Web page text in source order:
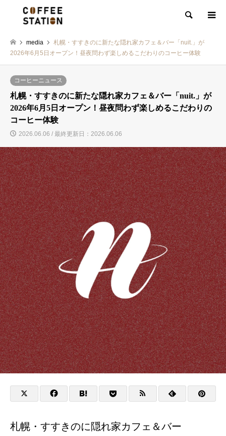
検索
media
札幌・すすきのに新たな隠れ家カフェ＆バー「nuit.」が
2026年6月5日オープン！昼夜問わず楽しめるこだわりのコーヒー体験
コーヒーニュース
札幌・すすきのに新たな隠れ家カフェ＆バー「nuit.」が
2026年6月5日オープン！昼夜問わず楽しめるこだわりの
コーヒー体験
2026.06.06 / 最終更新日：2026.06.06
札幌・すすきのに隠れ家カフェ＆バー